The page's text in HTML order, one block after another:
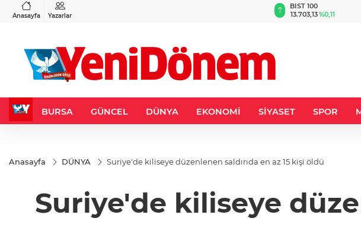
Anasayfa Yazarlar
%0,37
BIST 100
13.703,13%0,11
BURSA GÜNCEL DÜNYA EKONOMİ SİYASET SPOR
Anasayfa DÜNYA Suriye'de kiliseye düzenlenen saldırıda en az 15 kişi öldü
Suriye'de kiliseye